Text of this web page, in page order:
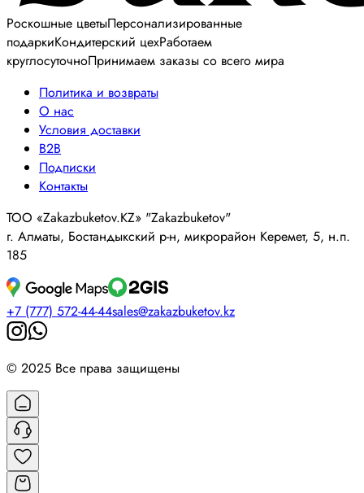
Роскошные цветыПерсонализированные
подаркиКондитерский цехРаботаем
круглосуточноПринимаем заказы со всего мира
Политика и возвраты
О нас
Условия доставки
B2B
Подписки
Контакты
ТОО «Zakazbuketov.KZ» "Zakazbuketov"
г. Алматы, Бостандыкский р-н, микрорайон Керемет, 5, н.п.
185
+7 (777) 572-44-44sales@zakazbuketov.kz
© 2025 Все права защищены